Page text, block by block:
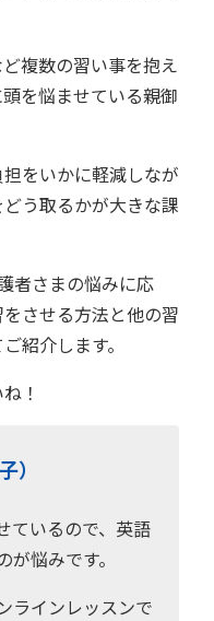
複数の習い事を抱え
頭を悩ませている親御
をいかに軽減しなが
どう取るかが大きな課
者さまの悩みに応
させる方法と他の習
紹介します。
！
）
ているので、英語
悩みです。
ラインレッスンで